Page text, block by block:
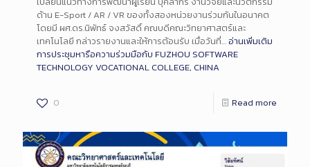
ด้าน E-Sport / AR / VR ของทั้งสองหน่วยงานร่วมกันในอนาคต
โดยมี ผศ.ดร.นิพัทธ์ จงสวัสดิ์ คณบดีคณะวิทยาศาสตร์และ
เทคโนโลยี กล่าวรายงานและให้การต้อนรับ เมื่อวันที่…อ่านเพิ่มเติม
การประชุมหารือความร่วมมือกับ FUZHOU SOFTWARE
TECHNOLOGY VOCATIONAL COLLEGE, CHINA
0 Read more